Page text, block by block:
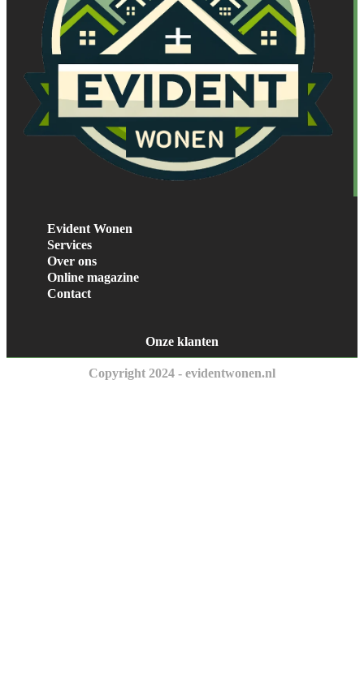
Evident Wonen
Services
Over ons
Online magazine
Contact
Onze klanten
Copyright 2024 - evidentwonen.nl